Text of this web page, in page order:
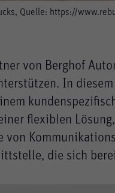
Quelle: https://
von Berghof
In
flexiblen
von
die sich